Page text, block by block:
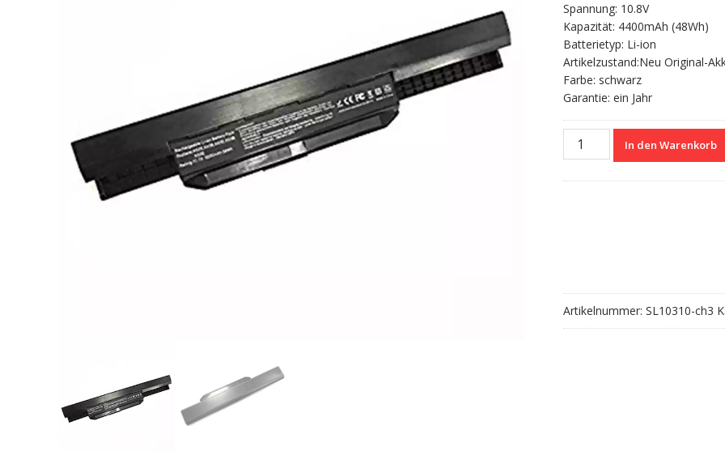
war:
73.95 CHF39.92 CHF.
Spannung: 10.8V
Kapazität: 4400mAh (48Wh)
Batterietyp: Li-ion
Artikelzustand:Neu Original-
Farbe: schwarz
Garantie: ein Jahr
Nagelneuer
Akku
In den Warenkorb
Artikelnummer: SL10310-ch3